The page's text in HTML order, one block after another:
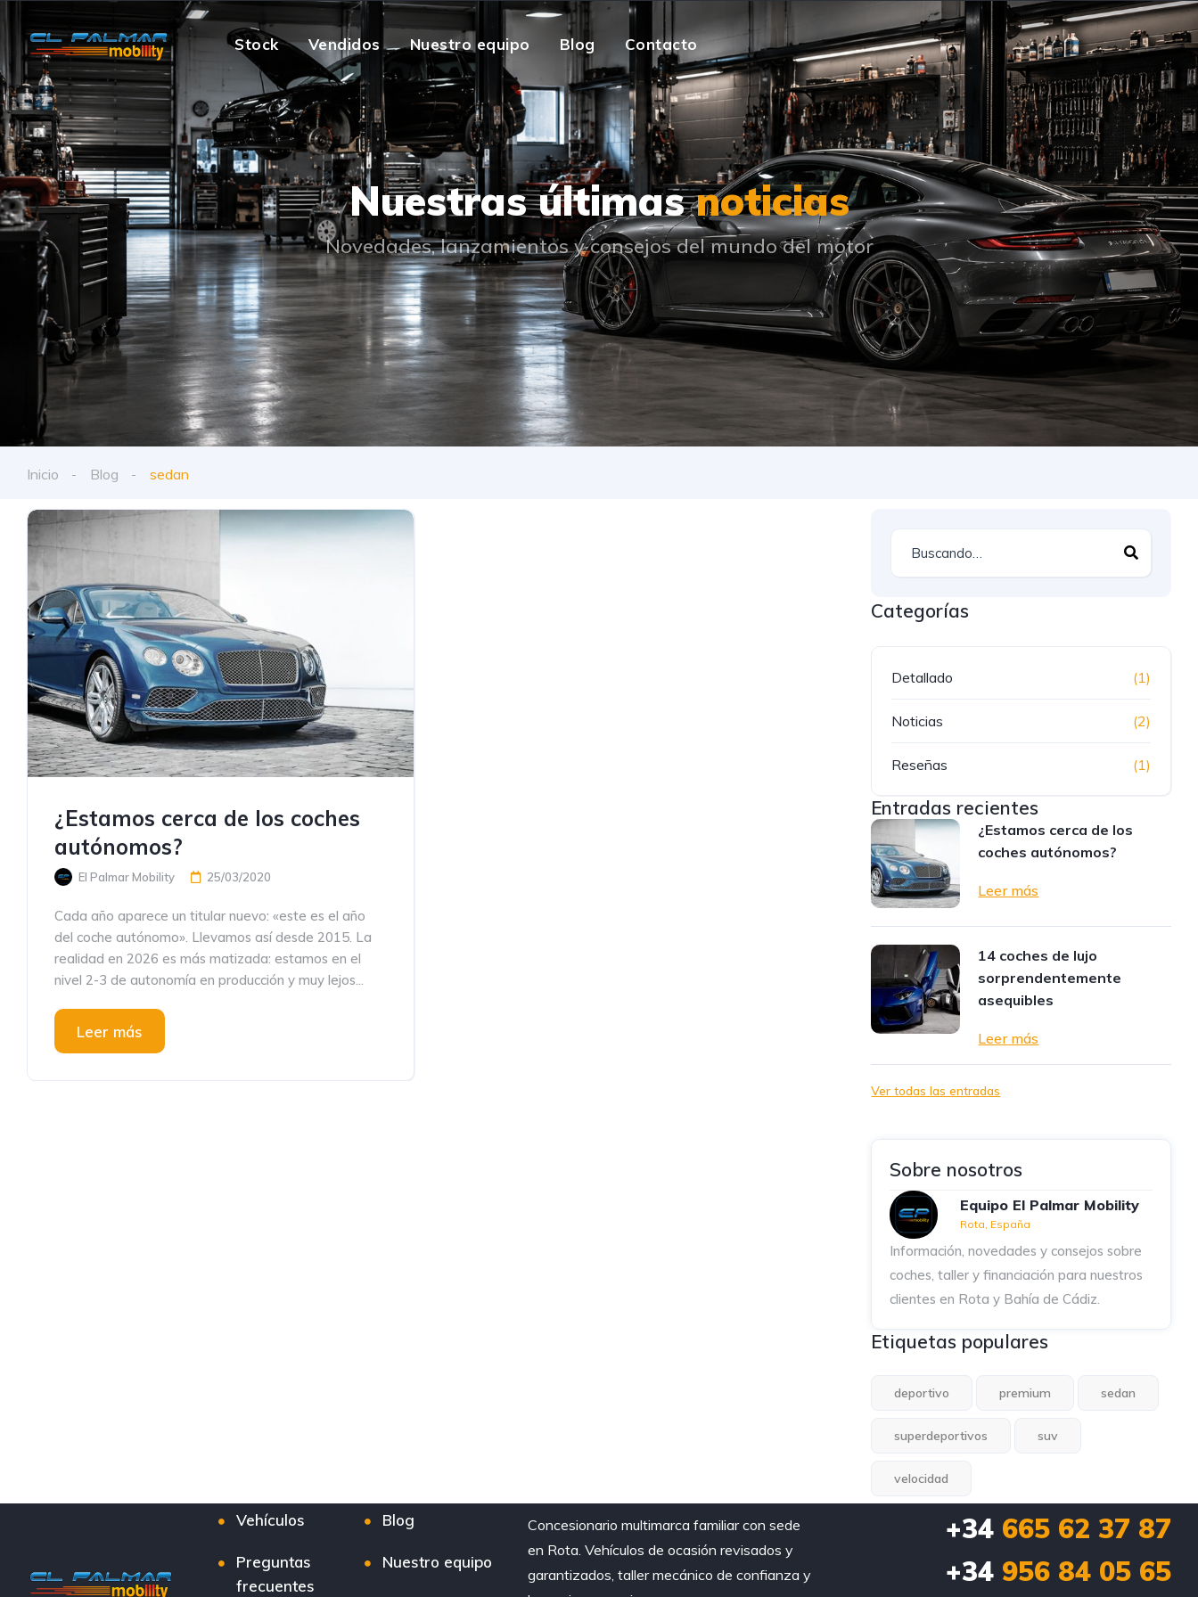
Stock Vendidos Nuestro equipo Blog Contacto
Nuestras últimasnoticias
Novedades, lanzamientos y consejos del mundo del motor
Inicio Blog sedan
¿Estamos cerca de los coches
autónomos?
El Palmar Mobility 25/03/2020
Cada año aparece un titular nuevo: «este es el año
del coche autónomo». Llevamos así desde 2015. La
realidad en 2026 es más matizada: estamos en el
nivel 2-3 de autonomía en producción y muy lejos...
Leer más
Categorías
Detallado (1)
Noticias (2)
Reseñas (1)
Entradas recientes
¿Estamos cerca de los
coches autónomos?
Leer más
14 coches de lujo
sorprendentemente
asequibles
Leer más
Ver todas las entradas
Sobre nosotros
Equipo El Palmar Mobility
Rota, España
Información, novedades y consejos sobre
coches, taller y financiación para nuestros
clientes en Rota y Bahía de Cádiz.
Etiquetas populares
deportivo premium sedan
superdeportivos suv
velocidad
Vehículos Blog
Preguntas
frecuentes
Nuestro equipo
Concesionario multimarca familiar con sede
en Rota. Vehículos de ocasión revisados y
garantizados, taller mecánico de confianza y
+34665 62 37 87
+34956 84 05 65